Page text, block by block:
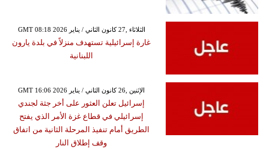
GMT 08:18 2026 الثلاثاء ,27 كانون الثاني / يناير
غارة إسرائيلية تستهدف منزلاً في بلدة يارون
اللبنانية
GMT 16:06 2026 الإثنين ,26 كانون الثاني / يناير
إسرائيل تعلن العثور على أخر جثة لجندي
إسرائيلي في قطاع غزة الأمر الذي يفتح
الطريق أمام تنفيذ المرحلة الثانية من اتفاق
وقف إطلاق النار